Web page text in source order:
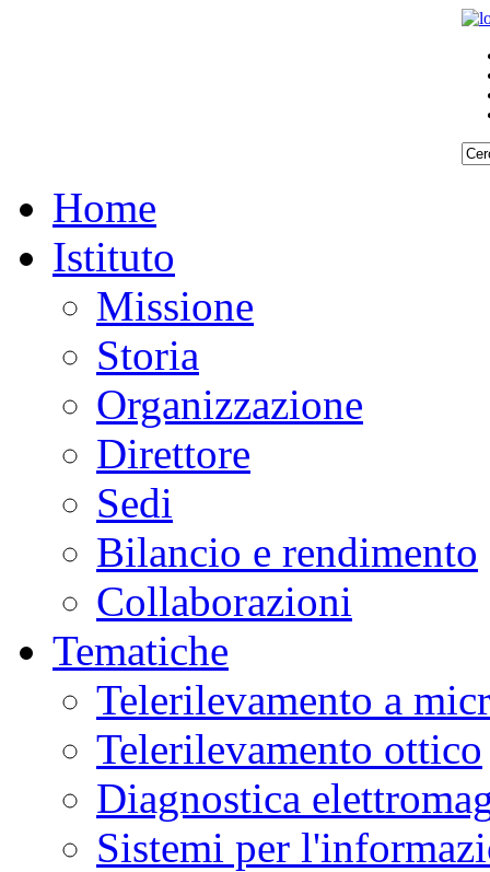
Home
Istituto
Missione
Storia
Organizzazione
Direttore
Sedi
Bilancio e rendimento
Collaborazioni
Tematiche
Telerilevamento a
Telerilevamento ottico
Diagnostica
Sistemi per